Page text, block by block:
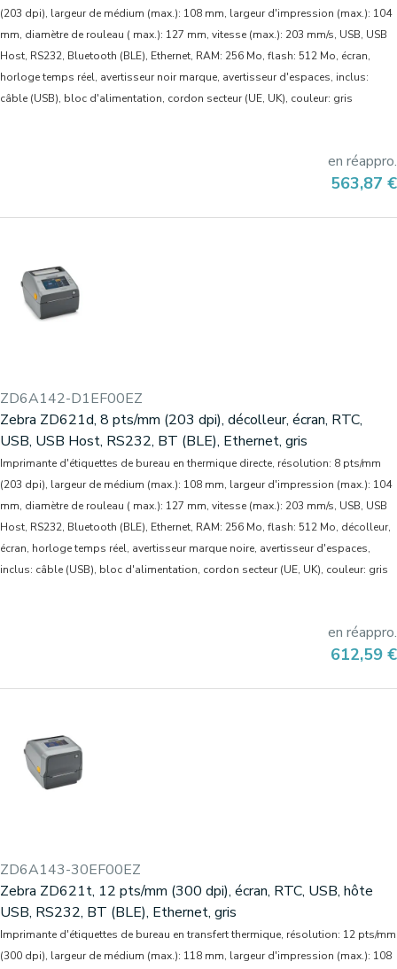
(203 dpi), largeur de médium (max.): 108 mm, largeur d'impression (max.): 104
mm, diamètre de rouleau ( max.): 127 mm, vitesse (max.): 203 mm/s, USB, USB
Host, RS232, Bluetooth (BLE), Ethernet, RAM: 256 Mo, flash: 512 Mo, écran,
horloge temps réel, avertisseur noir marque, avertisseur d'espaces, inclus:
câble (USB), bloc d'alimentation, cordon secteur (UE, UK), couleur: gris
en réappro.
Prix
563,87 €
ZD6A142-D1EF00EZ
Zebra ZD621d, 8 pts/mm (203 dpi), décolleur, écran, RTC,
USB, USB Host, RS232, BT (BLE), Ethernet, gris
Imprimante d'étiquettes de bureau en thermique directe, résolution: 8 pts/mm
(203 dpi), largeur de médium (max.): 108 mm, largeur d'impression (max.): 104
mm, diamètre de rouleau ( max.): 127 mm, vitesse (max.): 203 mm/s, USB, USB
Host, RS232, Bluetooth (BLE), Ethernet, RAM: 256 Mo, flash: 512 Mo, décolleur,
écran, horloge temps réel, avertisseur marque noire, avertisseur d'espaces,
inclus: câble (USB), bloc d'alimentation, cordon secteur (UE, UK), couleur: gris
en réappro.
Prix
612,59 €
ZD6A143-30EF00EZ
Zebra ZD621t, 12 pts/mm (300 dpi), écran, RTC, USB, hôte
USB, RS232, BT (BLE), Ethernet, gris
Imprimante d'étiquettes de bureau en transfert thermique, résolution: 12 pts/mm
(300 dpi), largeur de médium (max.): 118 mm, largeur d'impression (max.): 108